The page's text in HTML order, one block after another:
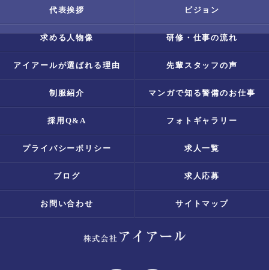
代表挨拶 ビジョン
求める人物像 研修・仕事の流れ
アイアールが選ばれる理由 先輩スタッフの声
制服紹介 マンガで知る警備のお仕事
採用Q&A フォトギャラリー
プライバシーポリシー 求人一覧
ブログ 求人応募
お問い合わせ サイトマップ